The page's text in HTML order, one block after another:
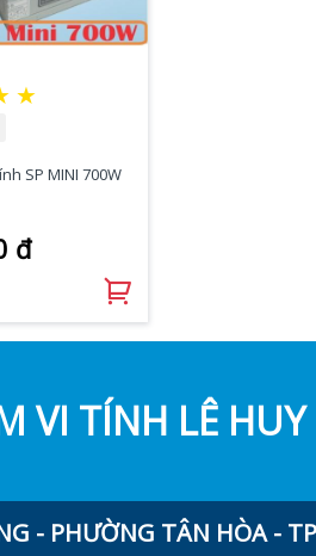
★
SP MINI 700W
đ
VI TÍNH LÊ HUY
- PHƯỜNG TÂN HÒA -